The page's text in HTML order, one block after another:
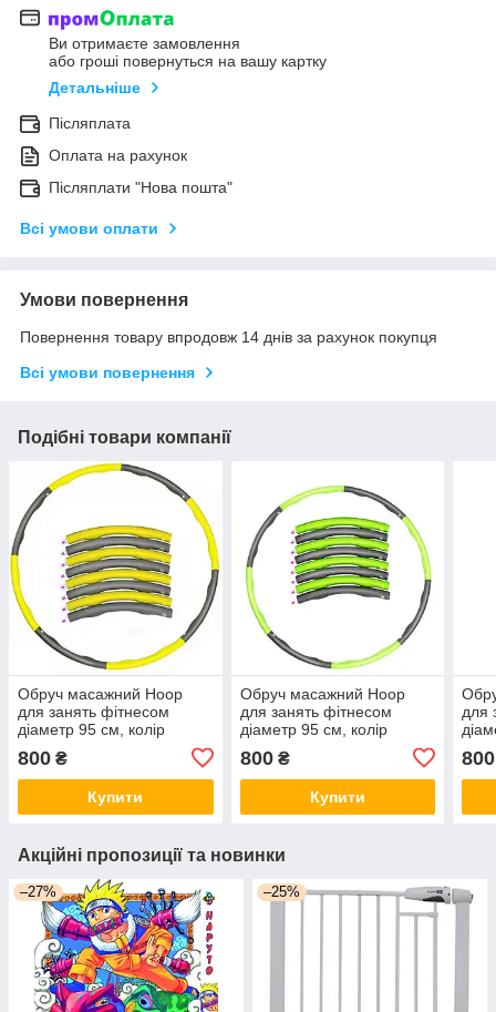
Ви отримаєте замовлення
або гроші повернуться на вашу картку
Детальніше
Післяплата
Оплата на рахунок
Післяплати "Нова пошта"
Всі умови оплати
Умови повернення
Повернення товару впродовж 14 днів за рахунок покупця
Всі умови повернення
Подібні товари компанії
Обруч масажний Hoop
для занять фітнесом
діаметр 95 см, колір
800 ₴
Купити
Обруч масажний Hoop
для занять фітнесом
діаметр 95 см, колір
800₴
Купити
для
800
Акційні пропозиції та новинки
–27% –25%